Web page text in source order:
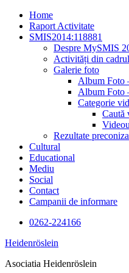
Skip
content
Home
Raport Activitate
SMIS2014:118881
Despre MySMIS
Activități din
Galerie foto
Album Foto
Album Foto
Categorie
Caută
Rezultate
Cultural
Educational
Mediu
Social
Contact
Campanii de informare
0262-224166
Heidenröslein
Asociatia Heidenröslein